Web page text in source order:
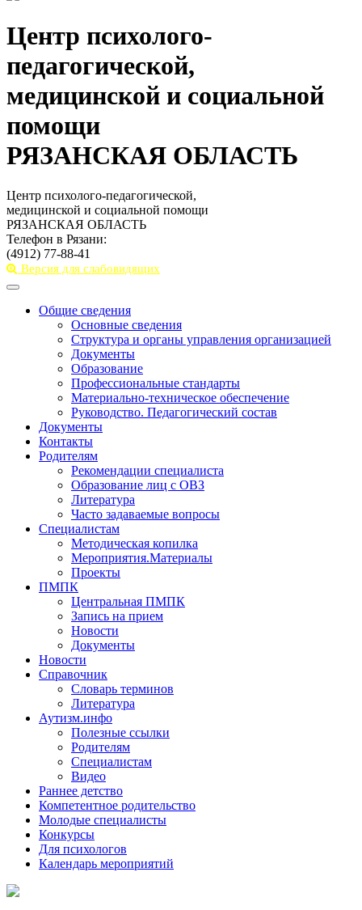
Центр психолого-
педагогической,
медицинской и социальной
помощи
РЯЗАНСКАЯ ОБЛАСТЬ
Центр психолого-педагогической,
медицинской и социальной помощи
РЯЗАНСКАЯ ОБЛАСТЬ
Телефон в Рязани:
(4912) 77-88-41
Версия для слабовидящих
Toggle
navigationОбщие сведения
Основные сведения
Структура и органы управления организацией
Документы
Образование
Профессиональные стандарты
Материально-техническое обеспечение
Руководство. Педагогический состав
Документы
Контакты
Родителям
Рекомендации специалиста
Образование лиц с ОВЗ
Литература
Часто задаваемые вопросы
Специалистам
Методическая копилка
Мероприятия.Материалы
Проекты
ПМПК
Центральная ПМПК
Запись на прием
Новости
Документы
Новости
Справочник
Словарь терминов
Литература
Аутизм.инфо
Полезные ссылки
Родителям
Специалистам
Видео
Раннее детство
Компетентное родительство
Молодые специалисты
Конкурсы
Для психологов
Календарь мероприятий